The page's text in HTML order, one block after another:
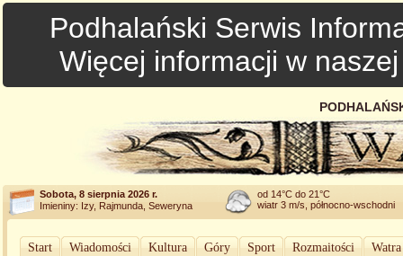
Podhalański Serwis
Więcej informacji w
Sobota, 8 sierpnia 2026 r.
Imieniny: Izy, Rajmunda, Seweryna
od 14°C do 21°C
wiatr 3 m/s, północno-wschodni
Start Wiadomości Kultura Góry Sport Rozmaitości